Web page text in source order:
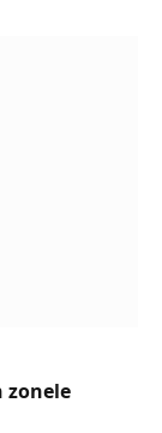
zonele